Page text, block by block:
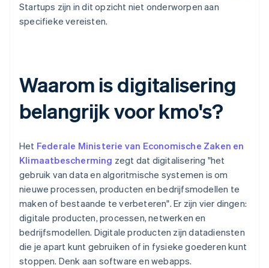
Startups zijn in dit opzicht niet onderworpen aan
specifieke vereisten.
Waarom is digitalisering
belangrijk voor kmo's?
Het Federale Ministerie van Economische Zaken en
Klimaatbescherming zegt dat digitalisering "het
gebruik van data en algoritmische systemen is om
nieuwe processen, producten en bedrijfsmodellen te
maken of bestaande te verbeteren". Er zijn vier dingen:
digitale producten, processen, netwerken en
bedrijfsmodellen. Digitale producten zijn datadiensten
die je apart kunt gebruiken of in fysieke goederen kunt
stoppen. Denk aan software en webapps.